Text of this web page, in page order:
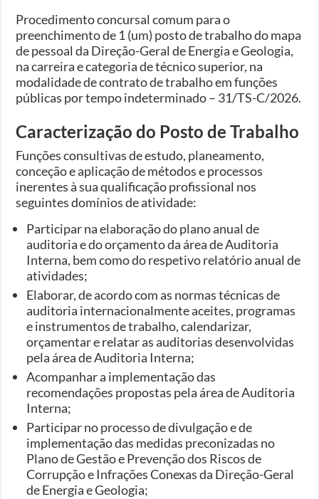
Procedimento concursal comum para o
preenchimento de 1 (um) posto de trabalho do mapa
de pessoal da Direção-Geral de Energia e Geologia,
na carreira e categoria de técnico superior, na
modalidade de contrato de trabalho em funções
públicas por tempo indeterminado – 31/TS-C/2026.
Caracterização do Posto de Trabalho
Funções consultivas de estudo, planeamento,
conceção e aplicação de métodos e processos
inerentes à sua qualificação profissional nos
seguintes domínios de atividade:
Participar na elaboração do plano anual de
auditoria e do orçamento da área de Auditoria
Interna, bem como do respetivo relatório anual de
atividades;
Elaborar, de acordo com as normas técnicas de
auditoria internacionalmente aceites, programas
e instrumentos de trabalho, calendarizar,
orçamentar e relatar as auditorias desenvolvidas
pela área de Auditoria Interna;
Acompanhar a implementação das
recomendações propostas pela área de Auditoria
Interna;
Participar no processo de divulgação e de
implementação das medidas preconizadas no
Plano de Gestão e Prevenção dos Riscos de
Corrupção e Infrações Conexas da Direção-Geral
de Energia e Geologia;